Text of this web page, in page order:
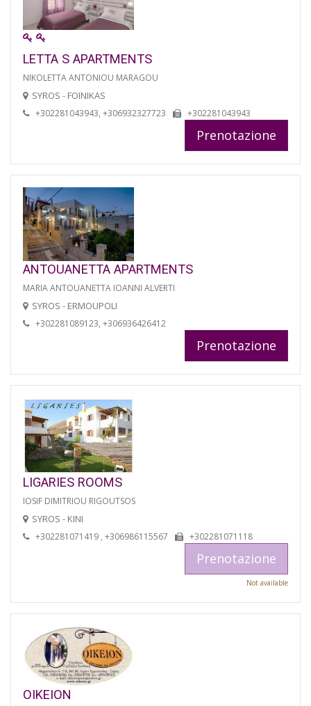
LETTA S APARTMENTS
NIKOLETTA ANTONIOU MARAGOU
SYROS - FOINIKAS
+302281043943, +306932327723 +302281043943
Prenotazione
ANTOUANETTA APARTMENTS
MARIA ANTOUANETTA IOANNI ALVERTI
SYROS - ERMOUPOLI
+302281089123, +306936426412
Prenotazione
LIGARIES ROOMS
IOSIF DIMITRIOU RIGOUTSOS
SYROS - KINI
+302281071419 , +306986115567 +302281071118
Prenotazione
Not available
OIKEION